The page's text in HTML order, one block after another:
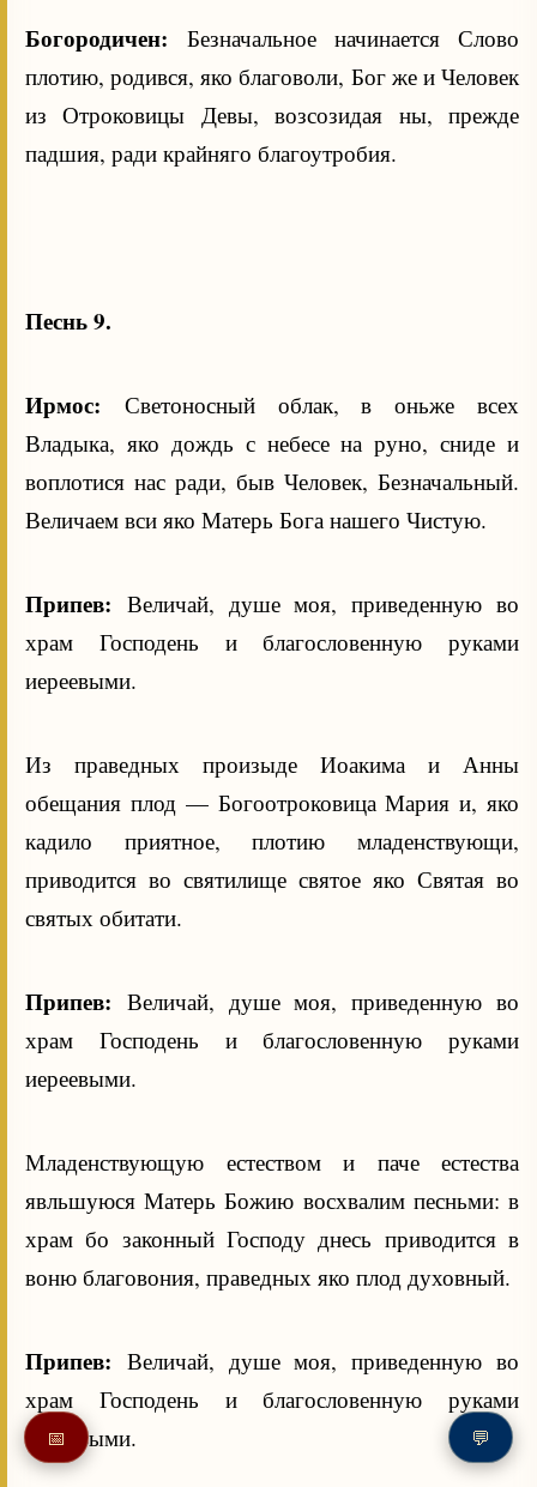
Богородичен: Безначальное начинается Слово
плотию, родився, яко благоволи, Бог же и Человек
из Отроковицы Девы, возсозидая ны, прежде
падшия, ради крайняго благоутробия.
Песнь 9.
Ирмос: Светоносный облак, в оньже всех
Владыка, яко дождь с небесе на руно, сниде и
воплотися нас ради, быв Человек, Безначальный.
Величаем вси яко Матерь Бога нашего Чистую.
Припев: Величай, душе моя, приведенную во
храм Господень и благословенную руками
иереевыми.
Из праведных произыде Иоакима и Анны
обещания плод — Богоотроковица Мария и, яко
кадило приятное, плотию младенствующи,
приводится во святилище святое яко Святая во
святых обитати.
Припев: Величай, душе моя, приведенную во
храм Господень и благословенную руками
иереевыми.
Младенствующую естеством и паче естества
явльшуюся Матерь Божию восхвалим песньми: в
храм бо законный Господу днесь приводится в
воню благовония, праведных яко плод духовный.
Припев: Величай, душе моя, приведенную во
храм Господень и благословенную руками
иереевыми.
📅 💬